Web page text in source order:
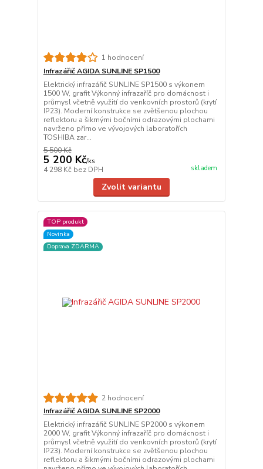
1 hodnocení
Infrazářič AGIDA SUNLINE SP1500
Elektrický infrazářič SUNLINE SP1500 s výkonem
1500 W, grafit Výkonný infrazaříč pro domácnost i
průmysl včetně využití do venkovních prostorů (krytí
IP23). Moderní konstrukce se zvětšenou plochou
reflektoru a šikmými bočními odrazovými plochami
navrženo přímo ve vývojových laboratořích
TOSHIBA zar...
5 500 Kč
5 200 Kč/ks
4 298 Kč bez DPH skladem
Zvolit variantu
TOP produkt
Novinka
Doprava ZDARMA
2 hodnocení
Infrazářič AGIDA SUNLINE SP2000
Elektrický infrazářič SUNLINE SP2000 s výkonem
2000 W, grafit Výkonný infrazaříč pro domácnost i
průmysl včetně využití do venkovních prostorů (krytí
IP23). Moderní konstrukce se zvětšenou plochou
reflektoru a šikmými bočními odrazovými plochami